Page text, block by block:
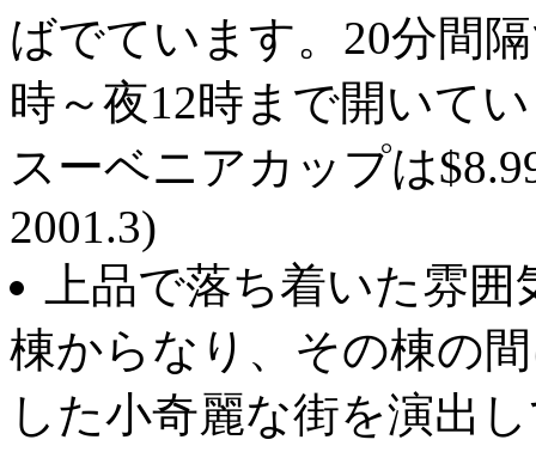
ばでています。20分間
時～夜12時まで開いて
スーベニアカップは
2001.3)
上品で落ち着いた雰
棟からなり、その棟の
した小奇麗な街を演出